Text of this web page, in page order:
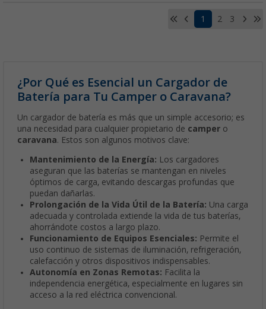
1 2 3
¿Por Qué es Esencial un Cargador de
Batería para Tu Camper o Caravana?
Un cargador de batería es más que un simple accesorio; es
una necesidad para cualquier propietario de camper o
caravana. Estos son algunos motivos clave:
Mantenimiento de la Energía: Los cargadores
aseguran que las baterías se mantengan en niveles
óptimos de carga, evitando descargas profundas que
puedan dañarlas.
Prolongación de la Vida Útil de la Batería: Una carga
adecuada y controlada extiende la vida de tus baterías,
ahorrándote costos a largo plazo.
Funcionamiento de Equipos Esenciales: Permite el
uso continuo de sistemas de iluminación, refrigeración,
calefacción y otros dispositivos indispensables.
Autonomía en Zonas Remotas: Facilita la
independencia energética, especialmente en lugares sin
acceso a la red eléctrica convencional.